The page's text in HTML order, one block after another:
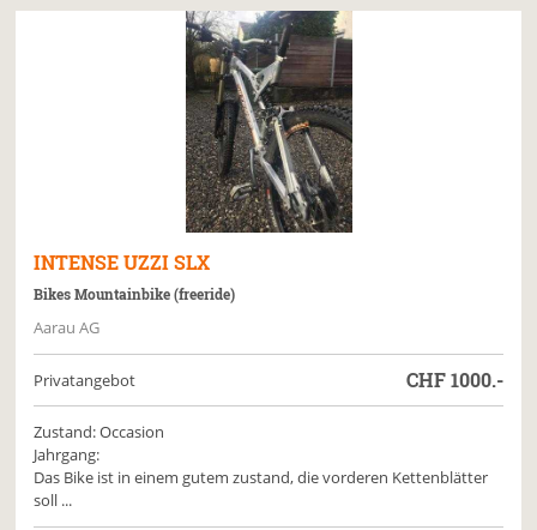
INTENSE UZZI SLX
Bikes Mountainbike (freeride)
Aarau AG
Privatangebot CHF1000.-
Zustand: Occasion
Jahrgang:
Das Bike ist in einem gutem zustand, die vorderen Kettenblätter
soll ...